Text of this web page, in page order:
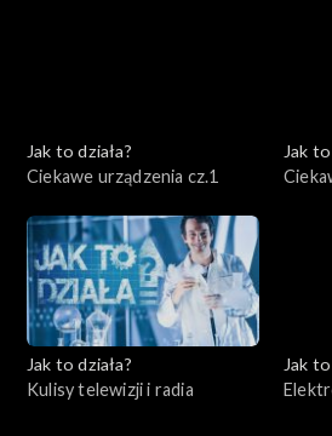
Jak to działa?
Ciekawe urządzenia cz.1
Jak
Jak to działa?
Kulisy telewizji i radia
Jak